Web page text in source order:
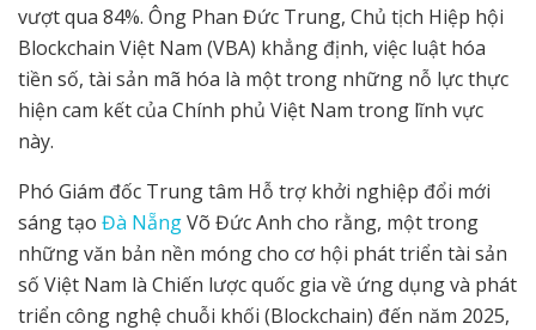
vượt qua 84%. Ông Phan Đức Trung, Chủ tịch Hiệp hội
Blockchain Việt Nam (VBA) khẳng định, việc luật hóa
tiền số, tài sản mã hóa là một trong những nỗ lực thực
hiện cam kết của Chính phủ Việt Nam trong lĩnh vực
này.
Phó Giám đốc Trung tâm Hỗ trợ khởi nghiệp đổi mới
sáng tạo Đà NẵngVõ Đức Anh cho rằng, một trong
những văn bản nền móng cho cơ hội phát triển tài sản
số Việt Nam là Chiến lược quốc gia về ứng dụng và phát
triển công nghệ chuỗi khối (Blockchain) đến năm 2025,